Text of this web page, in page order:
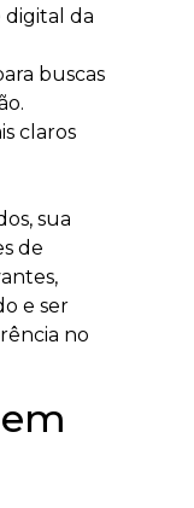
da
buscas
claros
sua
de
e ser
no